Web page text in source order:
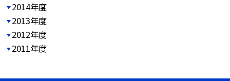
2014年度
2013年度
2012年度
2011年度